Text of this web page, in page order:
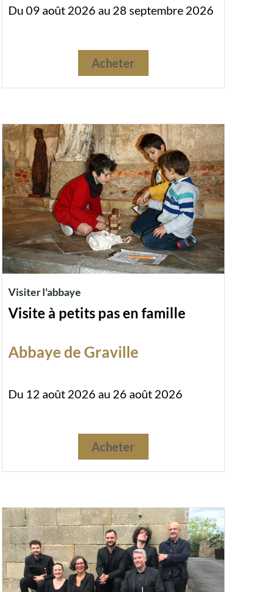
Du 09 août 2026 au 28 septembre 2026
Acheter
Visiter l'abbaye
Visite à petits pas en famille
Abbaye de Graville
Du 12 août 2026 au 26 août 2026
Acheter